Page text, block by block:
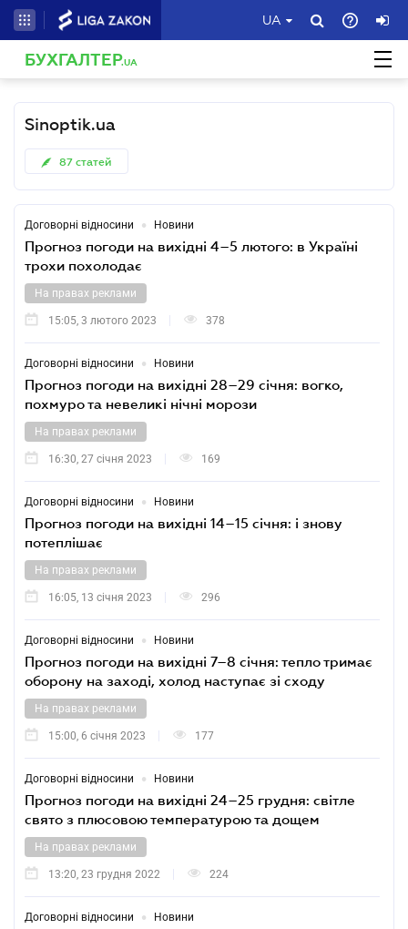
UA
БУХГАЛТЕР.UA
Sinoptik.ua
87 статей
Договорні відносини • Новини
Прогноз погоди на вихідні 4–5 лютого: в Україні
трохи похолодає
На правах реклами
15:05, 3 лютого 2023 378
Договорні відносини • Новини
Прогноз погоди на вихідні 28–29 січня: вогко,
похмуро та невеликі нічні морози
На правах реклами
16:30, 27 січня 2023 169
Договорні відносини • Новини
Прогноз погоди на вихідні 14–15 січня: і знову
потеплішає
На правах реклами
16:05, 13 січня 2023 296
Договорні відносини • Новини
Прогноз погоди на вихідні 7–8 січня: тепло тримає
оборону на заході, холод наступає зі сходу
На правах реклами
15:00, 6 січня 2023 177
Договорні відносини • Новини
Прогноз погоди на вихідні 24–25 грудня: світле
свято з плюсовою температурою та дощем
На правах реклами
13:20, 23 грудня 2022 224
Договорні відносини • Новини